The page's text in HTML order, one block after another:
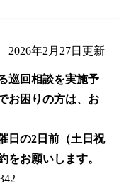
2026年2月27日 更新
巡回相談を実施予
お困りの方は、お
日の2日前（土日祝
をお願いします。